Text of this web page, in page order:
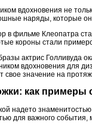
вдохновения не
наряды, которые
в фильме Клеопатра
короны стали
актрис Голливуда
вдохновения для
свое значение на
как
надето
для важного события,